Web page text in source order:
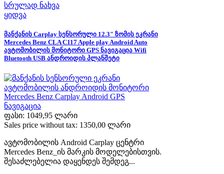
სრულად ნახვა
ყიდვა
მანქანის Carplay სენსორული 12.3" ზომის ეკრანი
Mercedes Benz CLA C117 Apple play Android Auto
ავტომობილის მონიტორი GPS ნავიგაცია Wifi
Bluetooth USB ანდროიდის პლანშეტი
ფასი: 1049,95 ლარი
Sales price without tax: 1350,00 ლარი
ავტომობილის Android Carplay ცენტრი
Mercedes Benz_ის მარკის მოდელებისთვის.
შესაძლებელია დაყენდეს შემდეგ...